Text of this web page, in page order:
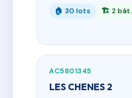
🏠 30 lots 🏗 2 bât.
AC5801345
LES CHENES 2